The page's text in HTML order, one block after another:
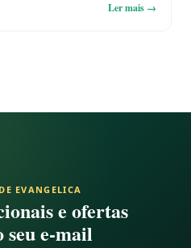
Ler mais →
EVANGELICA
e ofertas
e-mail